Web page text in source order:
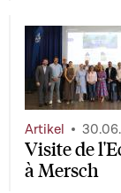
Visite de
à Mersch
Artikel